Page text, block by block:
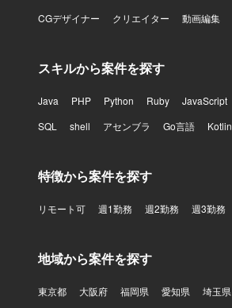
CGデザイナー
クリエイター 動画編集
スキルから案件を探す
Java PHP Python Ruby JavaScript
SQL
shell アセンブラ Go言語 Kotlin
特徴から案件を探す
リモート可 週1勤務 週2勤務 週3勤務
地域から案件を探す
東京都 大阪府 福岡県 愛知県 埼玉県